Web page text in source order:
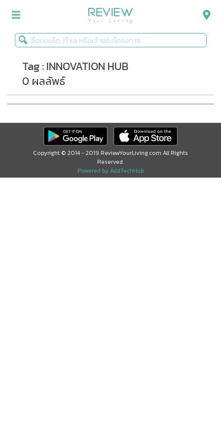
รีวิวคอนโด
รีวิวบ้าน
รีวิวทาวน์โฮม
Life+Style
Infographic
Tag : INNOVATION HUB
0 ผลลัพธ์
Copyright © 2014 - 2019 ReviewYourLiving.com All Rights
Reserved.
Powered by AddTechHub